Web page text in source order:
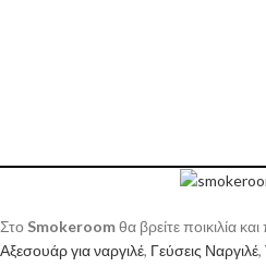
Στο Smokeroomθα βρείτε ποικιλία
Αξεσουάρ για ναργιλέ, Γεύσεις Ναργιλέ,